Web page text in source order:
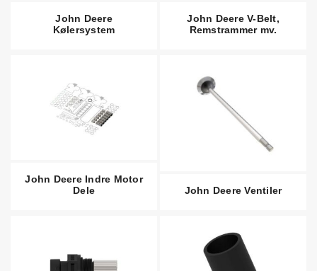
John Deere
Kølersystem
John Deere V-Belt,
Remstrammer mv.
John Deere Indre Motor
Dele
John Deere Ventiler